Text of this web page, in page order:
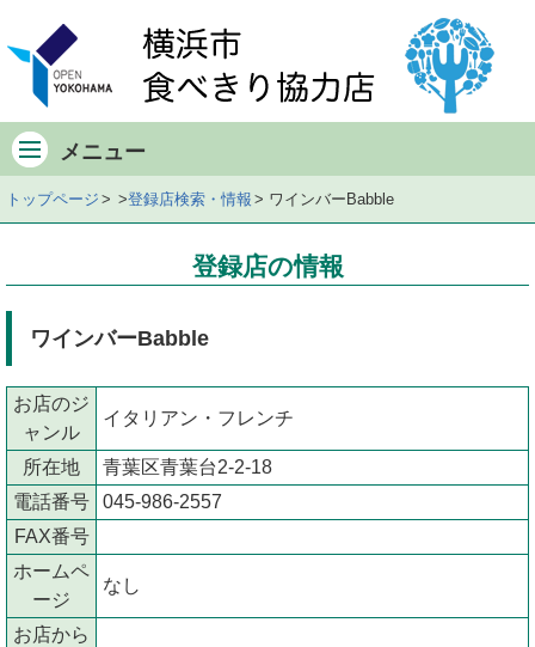
イ
ニ
ュ
店
舗
図
メニュー
トップページ 登録店検索・情報 ワインバーBabble
登録店の情報
ワインバーBabble
お店のジ
ャンル
イタリアン・フレンチ
所在地
青葉区青葉台2-2-18
電話番号
045-986-2557
FAX番号
ホームペ
ージ
なし
お店から